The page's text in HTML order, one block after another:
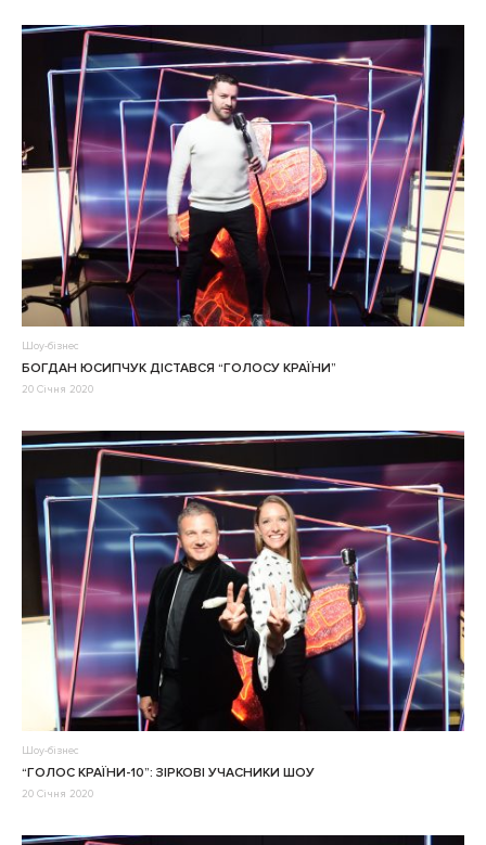
Шоу-бізнес
БОГДАН ЮСИПЧУК ДІСТАВСЯ “ГОЛОСУ КРАЇНИ”
20 Січня 2020
Шоу-бізнес
“ГОЛОС КРАЇНИ-10”: ЗІРКОВІ УЧАСНИКИ ШОУ
20 Січня 2020